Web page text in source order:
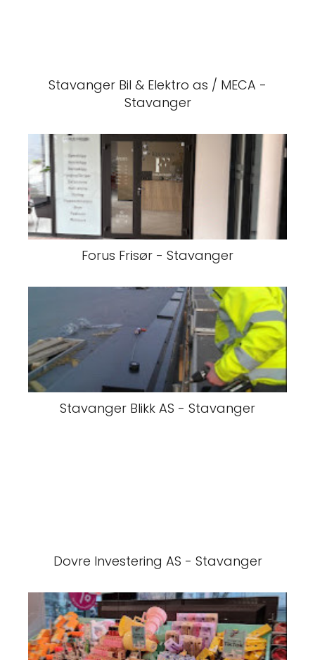
Stavanger Bil & Elektro as / MECA -
Stavanger
Forus Frіsør - Stavanger
Stavanger Blikk AS - Stavanger
Dovre Investering AS - Stavanger